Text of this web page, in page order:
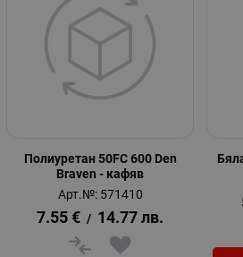
Полиуретан 50FC 600 Den
Braven - кафяв
Арт.№: 571410
7.55 € / 14.77 лв.